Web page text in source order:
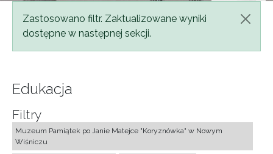
Status message
Zastosowano filtr. Zaktualizowane wyniki
dostępne w następnej sekcji.
Edukacja
Filtry
Muzeum Pamiątek po Janie Matejce "Koryznówka" w Nowym
Wiśniczu